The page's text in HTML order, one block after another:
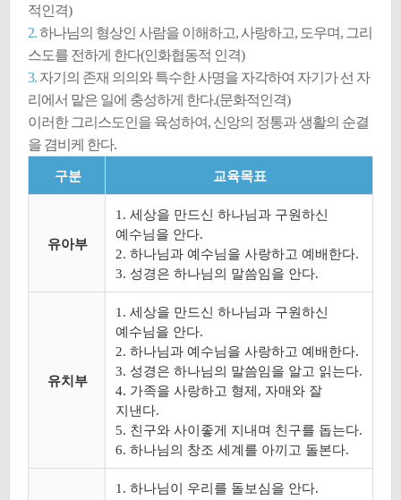
적인격)
2.하나님의 형상인 사람을 이해하고, 사랑하고, 도우며, 그리
스도를 전하게 한다(인화협동적 인격)
3. 자기의 존재 의의와 특수한 사명을 자각하여 자기가 선 자
리에서 맡은 일에 충성하게 한다.(문화적인격)
이러한 그리스도인을 육성하여, 신앙의 정통과 생활의 순결
을 겸비케 한다.
구분 교육목표
유아부
1. 세상을 만드신 하나님과 구원하신
예수님을 안다.
2. 하나님과 예수님을 사랑하고 예배한다.
3. 성경은 하나님의 말씀임을 안다.
유치부
1. 세상을 만드신 하나님과 구원하신
예수님을 안다.
2. 하나님과 예수님을 사랑하고 예배한다.
3. 성경은 하나님의 말씀임을 알고 읽는다.
4. 가족을 사랑하고 형제, 자매와 잘
지낸다.
5. 친구와 사이좋게 지내며 친구를 돕는다.
6. 하나님의 창조 세계를 아끼고 돌본다.
1. 하나님이 우리를 돌보심을 안다.